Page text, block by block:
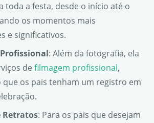
toda a festa, desde o início até o
os momentos mais
e significativos.
: Além da fotografia, ela
de filmagem profissional,
os pais tenham um registro em
Retratos: Para os pais que desejam